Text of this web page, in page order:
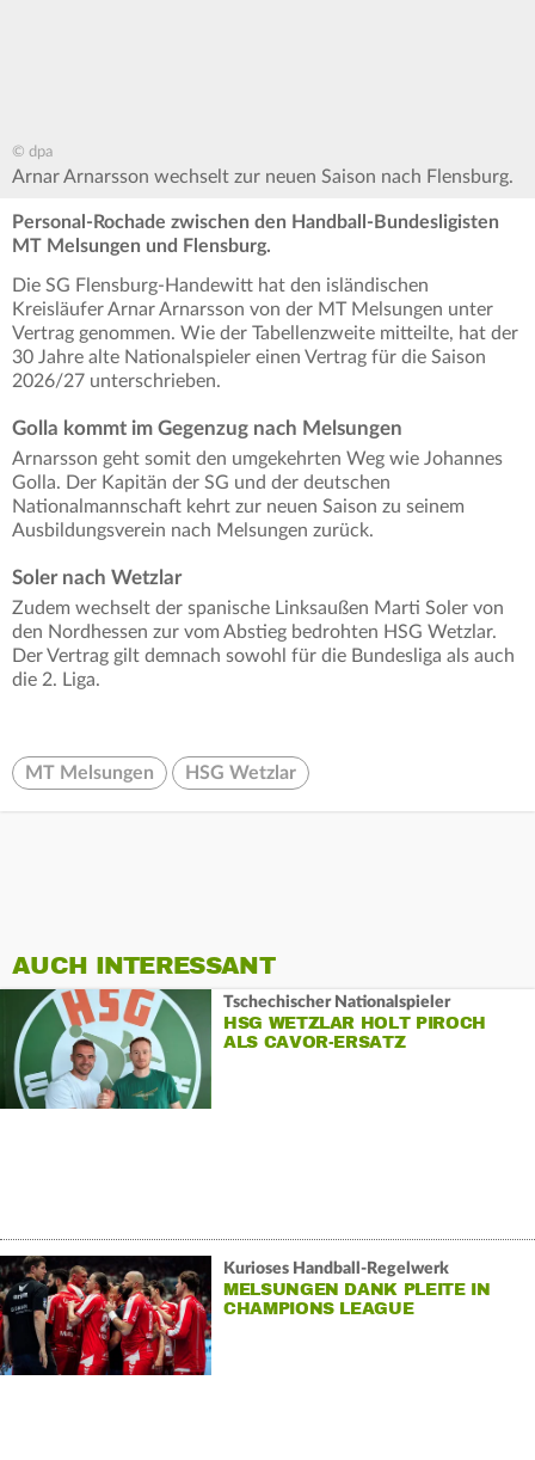
© dpa
Arnar Arnarsson wechselt zur neuen Saison nach Flensburg.
Personal-Rochade zwischen den Handball-Bundesligisten
MT Melsungen und Flensburg.
Die SG Flensburg-Handewitt hat den isländischen
Kreisläufer Arnar Arnarsson von der MT Melsungen unter
Vertrag genommen. Wie der Tabellenzweite mitteilte, hat der
30 Jahre alte Nationalspieler einen Vertrag für die Saison
2026/27 unterschrieben.
Golla kommt im Gegenzug nach Melsungen
Arnarsson geht somit den umgekehrten Weg wie Johannes
Golla. Der Kapitän der SG und der deutschen
Nationalmannschaft kehrt zur neuen Saison zu seinem
Ausbildungsverein nach Melsungen zurück.
Soler nach Wetzlar
Zudem wechselt der spanische Linksaußen Marti Soler von
den Nordhessen zur vom Abstieg bedrohten HSG Wetzlar.
Der Vertrag gilt demnach sowohl für die Bundesliga als auch
die 2. Liga.
MT Melsungen HSG Wetzlar
AUCH INTERESSANT
Tschechischer Nationalspieler
HSG WETZLAR HOLT PIROCH
ALS CAVOR-ERSATZ
Kurioses Handball-Regelwerk
MELSUNGEN DANK PLEITE IN
CHAMPIONS LEAGUE